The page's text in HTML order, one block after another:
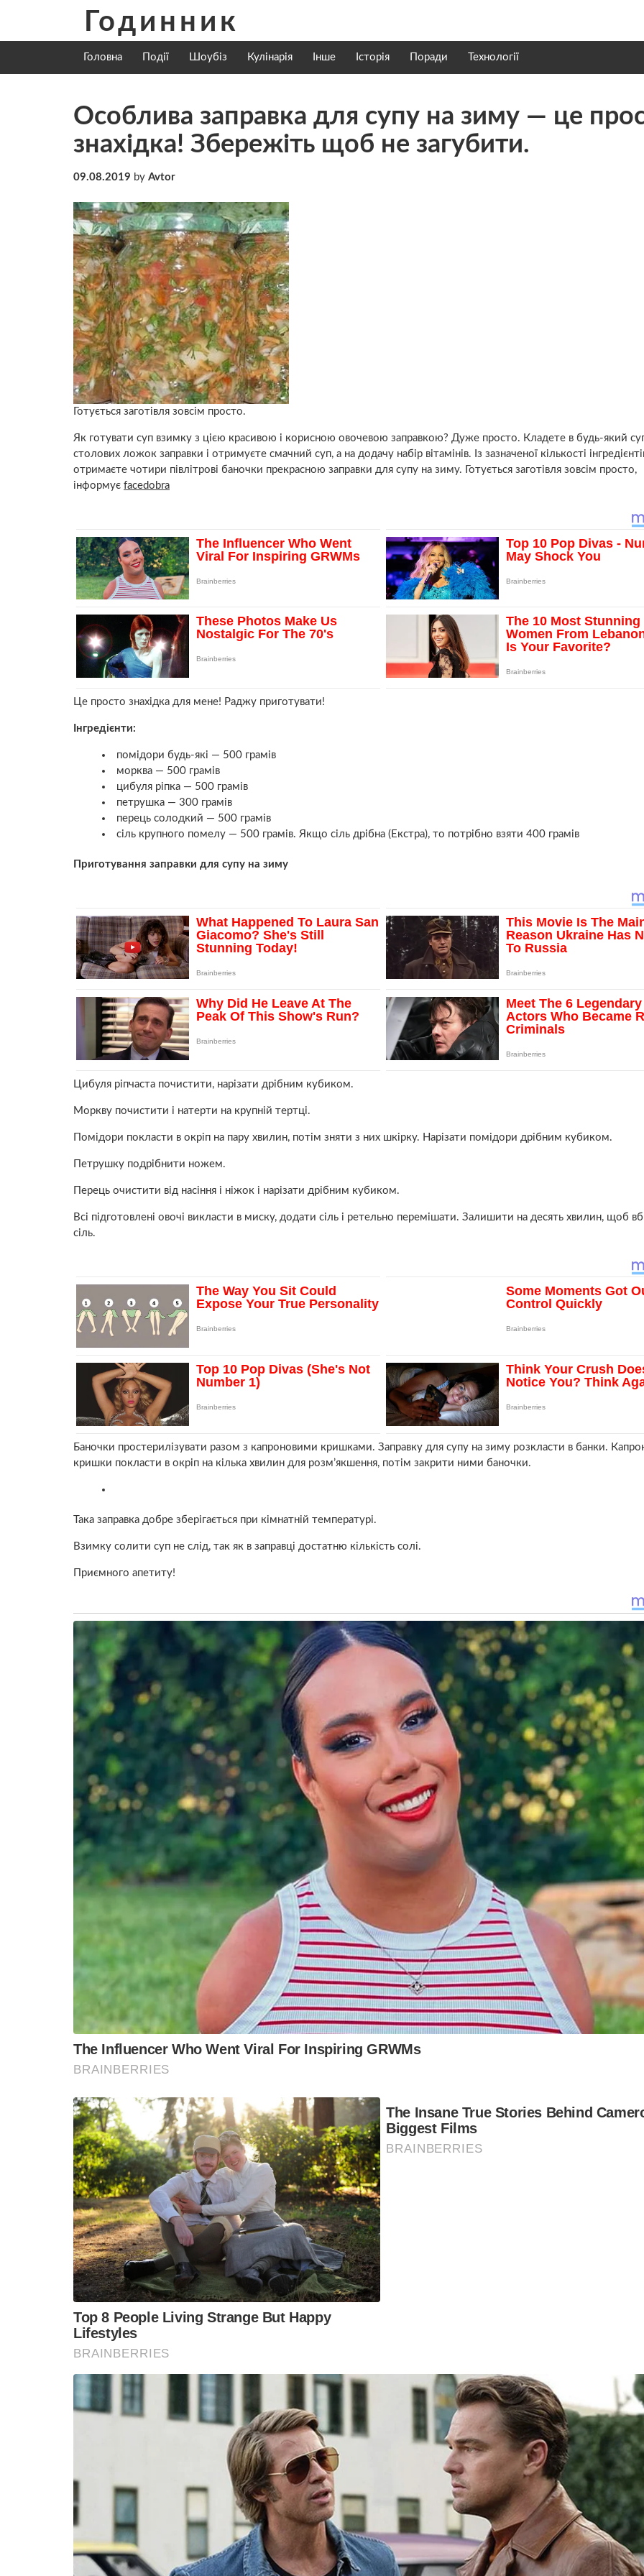
content
Годинник
Головна Події Шоубіз Кулінарія Інше Історія Поради Технології
Особлива заправка для супу на зиму — це
знахідка! Збережіть щоб не загубити.
09.08.2019 by Avtor
Готується заготівля зовсім просто.
Як готувати суп взимку з цією красивою і корисною овочевою заправкою? Дуже просто. Кладете в будь-який
столових ложок заправки і отримуєте смачний суп, а на додачу набір вітамінів. Із зазначеної кількості
отримаєте чотири півлітрові баночки прекрасною заправки для супу на зиму. Готується заготівля зовсім просто,
інформує facedobra
Це просто знахідка для мене! Раджу приготувати!
Інгредієнти:
помідори будь-які — 500 грамів
морква — 500 грамів
цибуля ріпка — 500 грамів
петрушка — 300 грамів
перець солодкий — 500 грамів
сіль крупного помелу — 500 грамів. Якщо сіль дрібна (Екстра), то потрібно взяти 400 грамів
Приготування заправки для супу на зиму
Цибуля ріпчаста почистити, нарізати дрібним кубиком.
Моркву почистити і натерти на крупній тертці.
Помідори покласти в окріп на пару хвилин, потім зняти з них шкірку. Нарізати помідори дрібним кубиком.
Петрушку подрібнити ножем.
Перець очистити від насіння і ніжок і нарізати дрібним кубиком.
Всі підготовлені овочі викласти в миску, додати сіль і ретельно перемішати. Залишити на десять хвилин, щоб
сіль.
Баночки простерилізувати разом з капроновими кришками. Заправку для супу на зиму розкласти в банки.
кришки покласти в окріп на кілька хвилин для розм’якшення, потім закрити ними баночки.
Така заправка добре зберігається при кімнатній температурі.
Взимку солити суп не слід, так як в заправці достатню кількість солі.
Приємного апетиту!